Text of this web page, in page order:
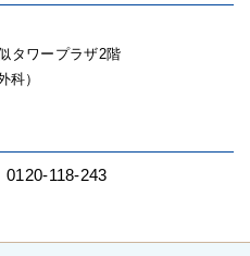
タワープラザ2階
科）
0120-118-243